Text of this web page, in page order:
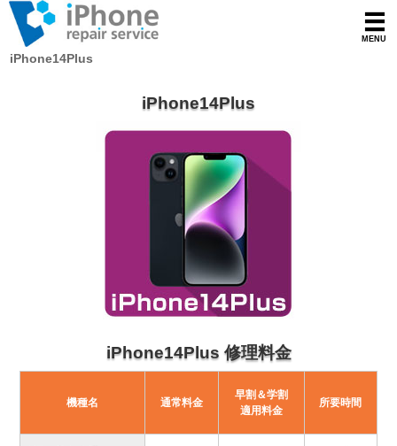
iPhone14Plus
iPhone14Plus
iPhone14Plus 修理料金
機種名 通常料金
早割＆学割
適用料金
所要時間